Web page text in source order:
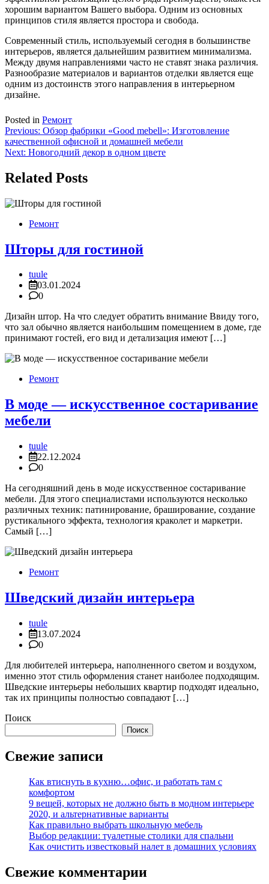
хорошим вариантом Вашего выбора. Одним из основных
принципов стиля является простора и свобода.
Современный стиль, используемый сегодня в большинстве
интерьеров, является дальнейшим развитием минимализма.
Между двумя направлениями часто не ставят знака различия.
Разнообразие материалов и вариантов отделки является еще
одним из достоинств этого направления в интерьерном
дизайне.
Posted in Ремонт
Навигация
по
Previous: Обзор фабрики «Good mebell»: Изготовление
качественной офисной и домашней мебели
Next: Новогодний декор в одном цвете
Related Posts
Ремонт
Шторы для гостиной
tuule
03.01.2024
0
Дизайн штор. На что следует обратить внимание Ввиду того,
что зал обычно является наибольшим помещением в доме, где
принимают гостей, его вид и детализация имеют […]
Ремонт
В моде — искусственное состаривание
мебели
tuule
22.12.2024
0
На сегодняшний день в моде искусственное состаривание
мебели. Для этого специалистами используются несколько
различных техник: патинирование, браширование, создание
рустикального эффекта, технология краколет и маркетри.
Самый […]
Ремонт
Шведский дизайн интерьера
tuule
13.07.2024
0
Для любителей интерьера, наполненного светом и воздухом,
именно этот стиль оформления станет наиболее подходящим.
Шведские интерьеры небольших квартир подходят идеально,
так их принципы полностью совпадают […]
Поиск
Поиск
Свежие записи
Как втиснуть в кухню…офис, и работать там с
комфортом
9 вещей, которых не должно быть в модном интерьере
2020, и альтернативные варианты
Как правильно выбрать школьную мебель
Выбор редакции: туалетные столики для спальни
Как очистить известковый налет в домашних условиях
Свежие комментарии